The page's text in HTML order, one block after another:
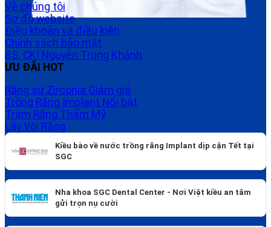
Về chúng tôi
Sơ đồ website
Điều khoản và điều kiện
Chính sách bảo mật
BS. CKI Nguyễn Trung Khánh
ƯU ĐÃI HOT
Răng sứ Zirconia
Trồng Răng Implant
Trám Răng Thẩm Mỹ
Lấy Vôi Răng
Kiều bào về nước trồng răng Implant dịp cận Tết tại
SGC
Nha khoa SGC Dental Center - Nơi Việt kiều an tâm
gửi trọn nụ cười